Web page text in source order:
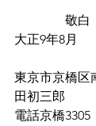
敬白
大正9年8月
東京市京橋区
田初三郎
電話京橋3305